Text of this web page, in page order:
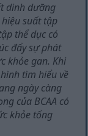
dinh dưỡng
suất tập
thể dục có
đẩy sự phát
khỏe gan. Khi
tìm hiểu về
ngày càng
của BCAA có
khỏe tổng